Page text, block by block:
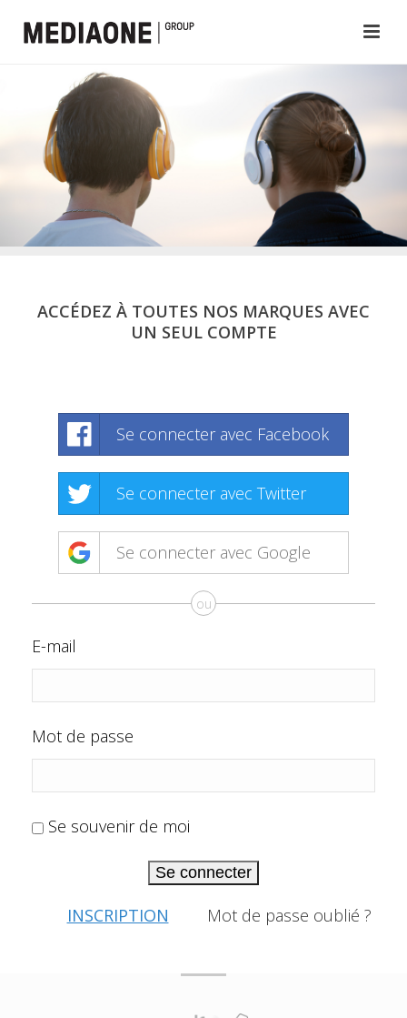
ACCÉDEZ À TOUTES NOS MARQUES AVEC
UN SEUL COMPTE
Se connecter avec Facebook
Se connecter avec Twitter
Se connecter avec Google
ou
E-mail
Mot de passe
Se souvenir de moi
Se connecter
INSCRIPTION Mot de passe oublié ?